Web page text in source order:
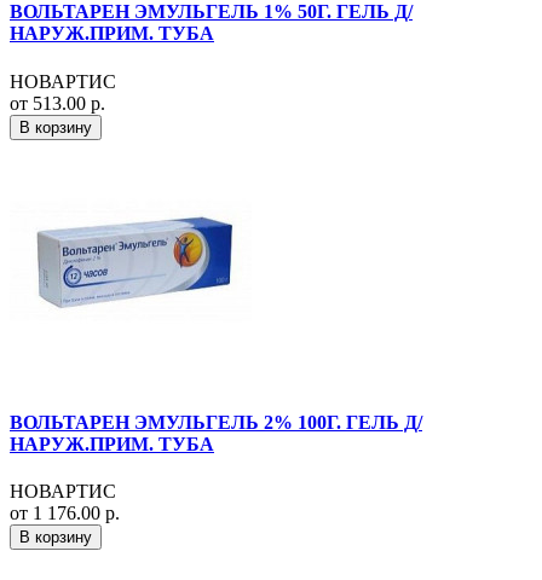
ВОЛЬТАРЕН ЭМУЛЬГЕЛЬ 1% 50Г. ГЕЛЬ Д/
НАРУЖ.ПРИМ. ТУБА
НОВАРТИС
от 513.00 р.
В корзину
ВОЛЬТАРЕН ЭМУЛЬГЕЛЬ 2% 100Г. ГЕЛЬ Д/
НАРУЖ.ПРИМ. ТУБА
НОВАРТИС
от 1 176.00 р.
В корзину